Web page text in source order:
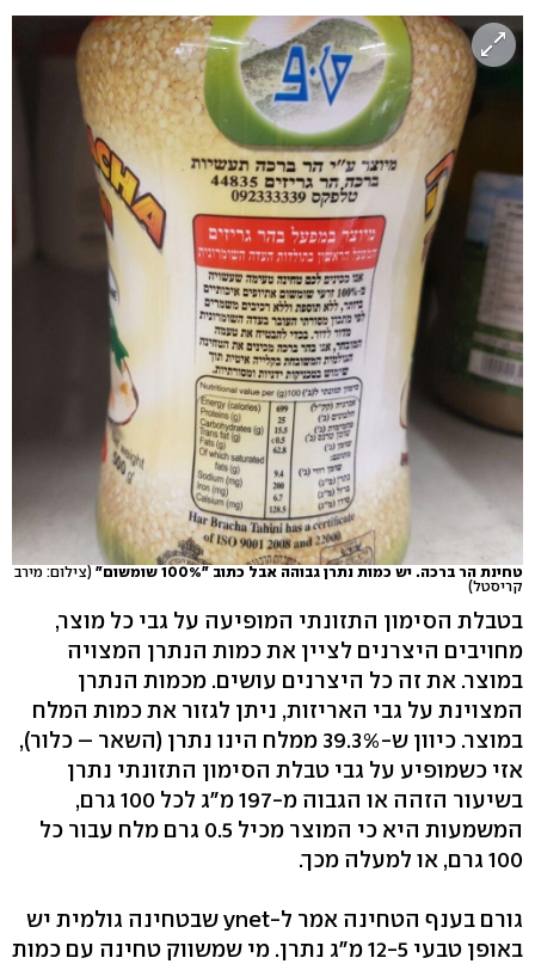
טחינת הר ברכה. יש כמות נתרן גבוהה אבל כתוב "100% שומשום"
(צילום: מירב
קריסטל)
בטבלת הסימון התזונתי המופיעה על גבי כל מוצר,
מחויבים היצרנים לציין את כמות הנתרן המצויה
במוצר. את זה כל היצרנים עושים. מכמות הנתרן
המצוינת על גבי האריזות, ניתן לגזור את כמות המלח
במוצר. כיוון ש-39.3% ממלח הינו נתרן (השאר – כלור),
אזי כשמופיע על גבי טבלת הסימון התזונתי נתרן
בשיעור הזהה או הגבוה מ-197 מ"ג לכל 100 גרם,
המשמעות היא כי המוצר מכיל 0.5 גרם מלח עבור כל
100 גרם, או למעלה מכך.
גורם בענף הטחינה אמר ל-ynet שבטחינה גולמית יש
באופן טבעי 12-5 מ"ג נתרן. מי שמשווק טחינה עם כמות